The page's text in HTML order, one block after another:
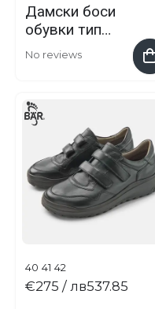
Дамски боси
обувки тип
балерина Elly
No reviews
40 41 42
€275 / лв537.85